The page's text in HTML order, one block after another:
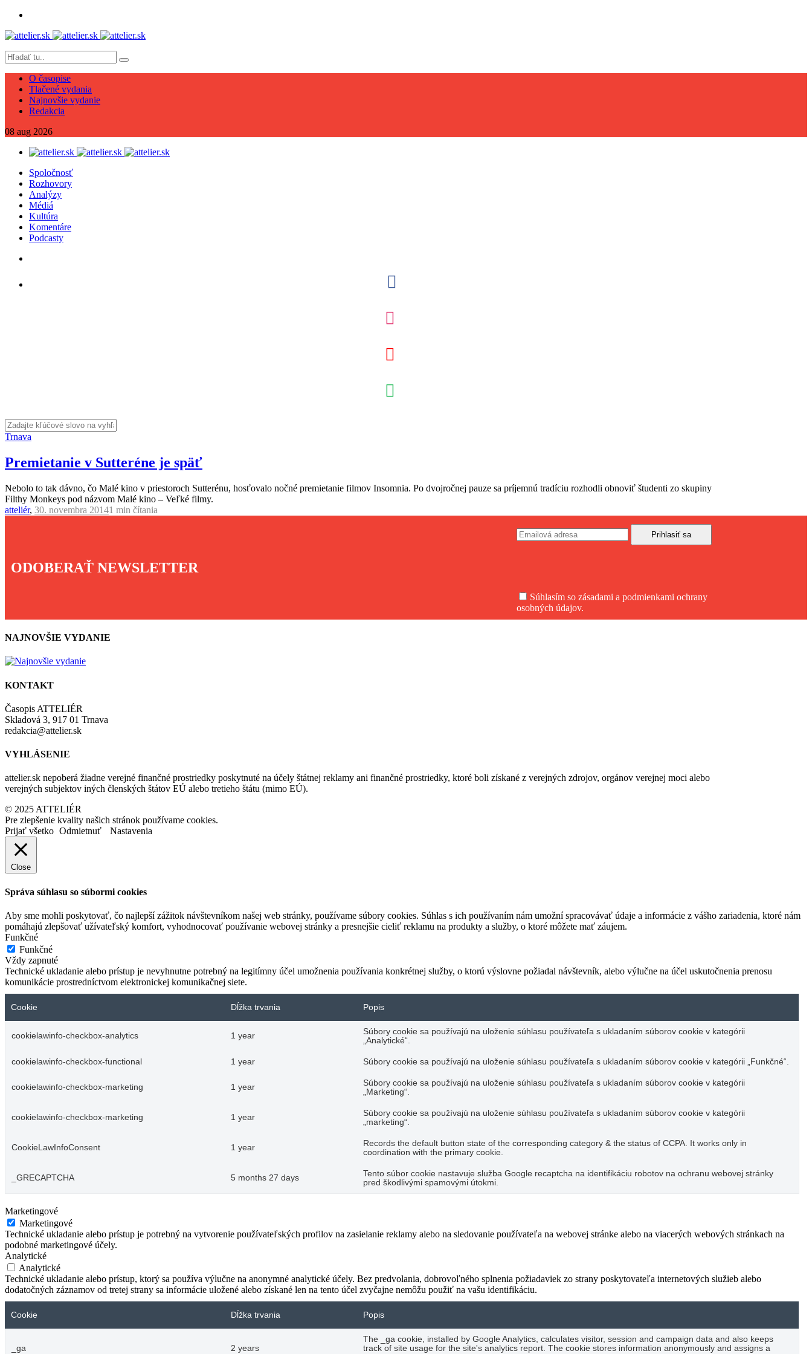
O časopise
Tlačené vydania
Najnovšie vydanie
Redakcia
08 aug 2026
Spoločnosť
Rozhovory
Analýzy
Médiá
Kultúra
Komentáre
Podcasty
Trnava
Premietanie v Sutteréne je späť
Nebolo to tak dávno, čo Malé kino v priestoroch Sutterénu, hosťovalo nočné premietanie filmov Insomnia. Po dvojročnej pauze sa príjemnú tradíciu rozhodli obnoviť študenti zo skupiny
Filthy Monkeys pod názvom Malé kino – Veľké filmy.
atteliér, 30. novembra 20141 min čítania
ODOBERAŤ NEWSLETTER
Súhlasím so zásadami a podmienkami ochrany
osobných údajov.
NAJNOVŠIE VYDANIE
KONTAKT
Časopis ATTELIÉR
Skladová 3, 917 01 Trnava
redakcia@attelier.sk
VYHLÁSENIE
attelier.sk nepoberá žiadne verejné finančné prostriedky poskytnuté na účely štátnej reklamy ani finančné prostriedky, ktoré boli získané z verejných zdrojov, orgánov verejnej moci alebo
verejných subjektov iných členských štátov EÚ alebo tretieho štátu (mimo EÚ).
© 2025 ATTELIÉR
Pre zlepšenie kvality našich stránok používame cookies.
Prijať všetko Odmietnuť Nastavenia
Close
Správa súhlasu so súbormi cookies
Aby sme mohli poskytovať, čo najlepší zážitok návštevníkom našej web stránky, používame súbory cookies. Súhlas s ich používaním nám umožní spracovávať údaje a informácie z vášho zariadenia, ktoré nám
pomáhajú zlepšovať užívateľský komfort, vyhodnocovať používanie webovej stránky a presnejšie cieliť reklamu na produkty a služby, o ktoré môžete mať záujem.
Funkčné
Funkčné
Vždy zapnuté
Technické ukladanie alebo prístup je nevyhnutne potrebný na legitímny účel umožnenia používania konkrétnej služby, o ktorú výslovne požiadal návštevník, alebo výlučne na účel uskutočnenia prenosu
komunikácie prostredníctvom elektronickej komunikačnej siete.
Cookie Dĺžka trvania Popis
cookielawinfo-checkbox-analytics 1 year
Súbory cookie sa používajú na uloženie súhlasu používateľa s ukladaním súborov cookie v kategórii
„Analytické“.
cookielawinfo-checkbox-functional 1 year Súbory cookie sa používajú na uloženie súhlasu používateľa s ukladaním súborov cookie v kategórii „Funkčné“.
cookielawinfo-checkbox-marketing 1 year
Súbory cookie sa používajú na uloženie súhlasu používateľa s ukladaním súborov cookie v kategórii
„Marketing“.
cookielawinfo-checkbox-marketing 1 year
Súbory cookie sa používajú na uloženie súhlasu používateľa s ukladaním súborov cookie v kategórii
„marketing“.
CookieLawInfoConsent 1 year
Records the default button state of the corresponding category & the status of CCPA. It works only in
coordination with the primary cookie.
_GRECAPTCHA 5 months 27 days
Tento súbor cookie nastavuje služba Google recaptcha na identifikáciu robotov na ochranu webovej stránky
pred škodlivými spamovými útokmi.
Marketingové
Marketingové
Technické ukladanie alebo prístup je potrebný na vytvorenie používateľských profilov na zasielanie reklamy alebo na sledovanie používateľa na webovej stránke alebo na viacerých webových stránkach na
podobné marketingové účely.
Analytické
Analytické
Technické ukladanie alebo prístup, ktorý sa používa výlučne na anonymné analytické účely. Bez predvolania, dobrovoľného splnenia požiadaviek zo strany poskytovateľa internetových služieb alebo
dodatočných záznamov od tretej strany sa informácie uložené alebo získané len na tento účel zvyčajne nemôžu použiť na vašu identifikáciu.
Cookie Dĺžka trvania Popis
_ga 2 years
The _ga cookie, installed by Google Analytics, calculates visitor, session and campaign data and also keeps
track of site usage for the site's analytics report. The cookie stores information anonymously and assigns a